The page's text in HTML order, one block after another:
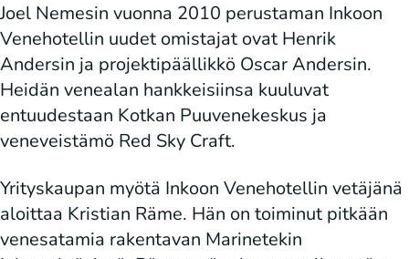
Joel Nemesin vuonna 2010 perustaman Inkoon
Venehotellin uudet omistajat ovat Henrik
Andersin ja projektipäällikkö Oscar Andersin.
Heidän venealan hankkeisiinsa kuuluvat
entuudestaan Kotkan Puuvenekeskus ja
veneveistämö Red Sky Craft.
Yrityskaupan myötä Inkoon Venehotellin vetäjänä
aloittaa Kristian Räme. Hän on toiminut pitkään
venesatamia rakentavan Marinetekin